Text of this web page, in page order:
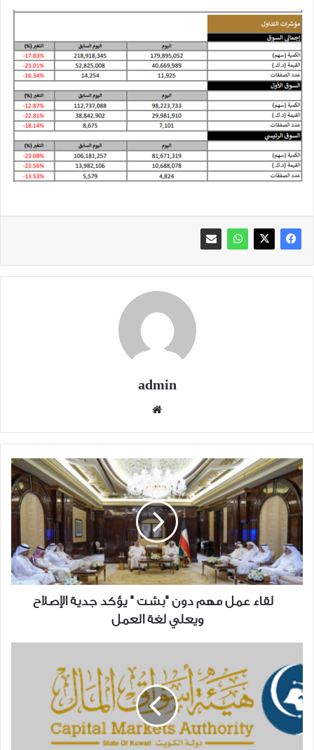
admin
لقاء
عمل
مهم
دون
"بشت
"
يؤكد
جدية
الإصلاح
ويعلي
العمل
لقاء عمل مهم دون "بشت " يؤكد جدية الإصلاح
ويعلي لغة العمل
هيئة
أسواق
المال
تطلق
النسخة
المطورة